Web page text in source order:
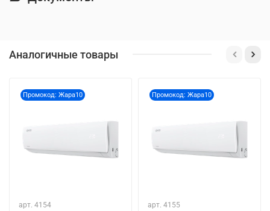
Аналогичные товары
Промокод: Жара10
арт. 4154
Промокод: Жара10
арт. 4155